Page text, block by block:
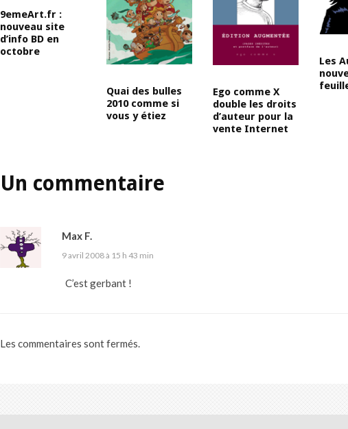
9emeArt.fr :
nouveau site
d’info BD en
octobre
Quai des bulles
2010 comme si
vous y étiez
Ego comme X
double les droits
d’auteur pour la
vente Internet
Les
Un commentaire
Max F.
9 avril 2008 à 15 h 43 min
C’est gerbant !
Les commentaires sont fermés.